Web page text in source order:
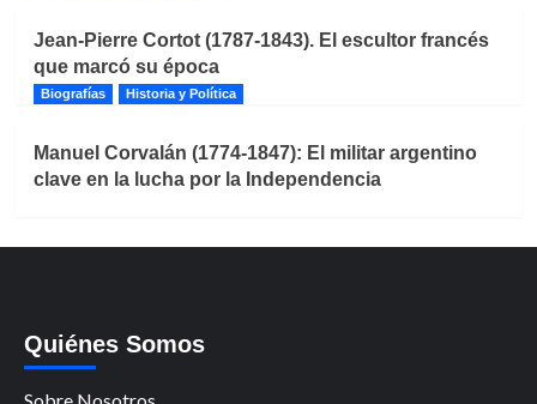
Jean-Pierre Cortot (1787-1843). El escultor francés
que marcó su época
Biografías Historia y Política
Manuel Corvalán (1774-1847): El militar argentino
clave en la lucha por la Independencia
Quiénes Somos